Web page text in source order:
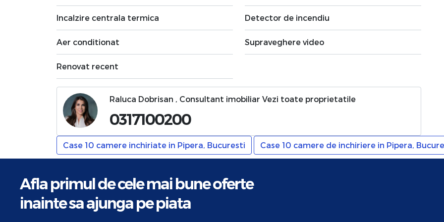
Incalzire centrala termica
Aer conditionat
Renovat recent
Detector de incendiu
Supraveghere video
Raluca Dobrisan , Consultant imobiliar Vezi toate proprietatile
0317100200
Case 10 camere inchiriate in Pipera, Bucuresti Case 10 camere de inchiriere in Pipera,
Afla primul de cele mai bune oferte
inainte sa ajunga pe piata